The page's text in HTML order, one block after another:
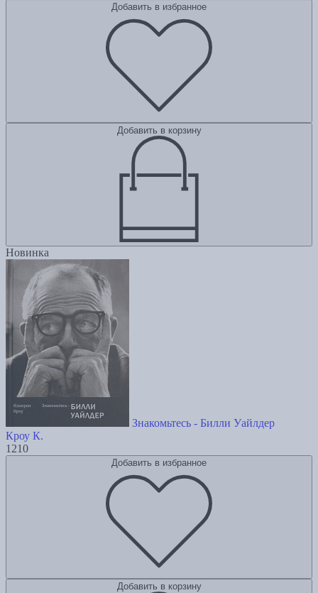
Добавить в избранное
Добавить в корзину
Новинка
Знакомьтесь - Билли Уайлдер
Кроу К.
1210
Добавить в избранное
Добавить в корзину